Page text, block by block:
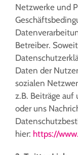
Netzwerke und
Betreiber.
Daten der
sozialen
z.B. Beiträge
oder uns
hier: https://